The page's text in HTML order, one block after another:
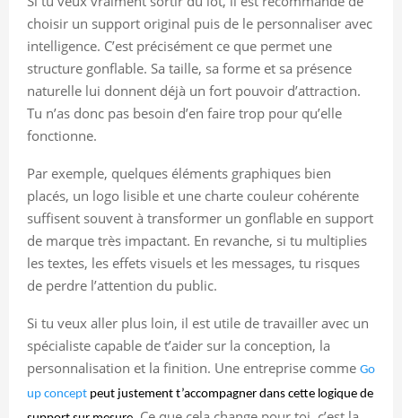
choisir un support original puis de le personnaliser avec
intelligence. C’est précisément ce que permet une
structure gonflable. Sa taille, sa forme et sa présence
naturelle lui donnent déjà un fort pouvoir d’attraction.
Tu n’as donc pas besoin d’en faire trop pour qu’elle
fonctionne.
Par exemple, quelques éléments graphiques bien
placés, un logo lisible et une charte couleur cohérente
suffisent souvent à transformer un gonflable en support
de marque très impactant. En revanche, si tu multiplies
les textes, les effets visuels et les messages, tu risques
de perdre l’attention du public.
Si tu veux aller plus loin, il est utile de travailler avec un
spécialiste capable de t’aider sur la conception, la
personnalisation et la finition. Une entreprise comme Go
up concept peut justement t’accompagner dans cette logique de